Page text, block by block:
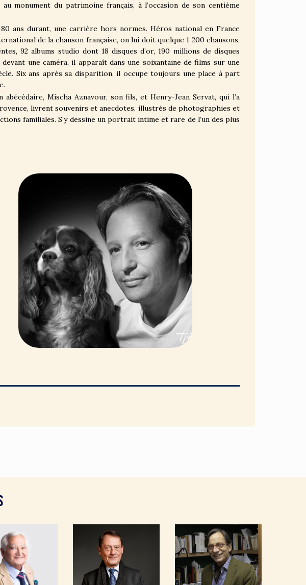
monument du patrimoine français, à l’occasion de son centième
ans durant, une carrière hors normes. Héros national en France
de la chanson française, on lui doit quelque 1 200 chansons,
92 albums studio dont 18 disques d’or, 190 millions de disques
devant une caméra, il apparaît dans une soixantaine de films sur une
Six ans après sa disparition, il occupe toujours une place à part
Mischa Aznavour, son fils, et Henry-Jean Servat, qui l’a
livrent souvenirs et anecdotes, illustrés de photographies et
familiales. S’y dessine un portrait intime et rare de l’un des plus